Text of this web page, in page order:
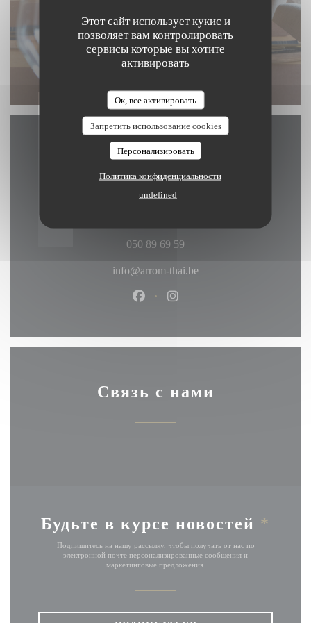
Этот сайт использует кукис и
позволяет вам контролировать
сервисы которые вы хотите
активировать
Ок, все активировать
Запретить использование cookies
Персонализировать
Политика конфиденциальности
undefined
Карта и контакты
((открывается в
050 89 69 59
info@arrom-thai.be
Facebook ((открывается в
Связь с нами
Будьте в курсе новостей *
Подпишитесь на нашу рассылку, чтобы получать от нас по
электронной почте персонализированные сообщения и
маркетинговые предложения.